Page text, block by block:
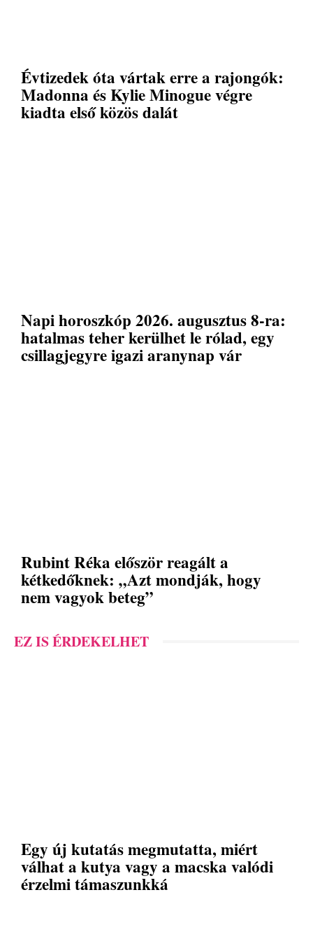
Évtizedek óta vártak erre a rajongók:
Madonna és Kylie Minogue végre
kiadta első közös dalát
Napi horoszkóp 2026. augusztus 8-ra:
hatalmas teher kerülhet le rólad, egy
csillagjegyre igazi aranynap vár
Rubint Réka először reagált a
kétkedőknek: „Azt mondják, hogy
nem vagyok beteg”
EZ IS ÉRDEKELHET
Egy új kutatás megmutatta, miért
válhat a kutya vagy a macska valódi
érzelmi támaszunkká